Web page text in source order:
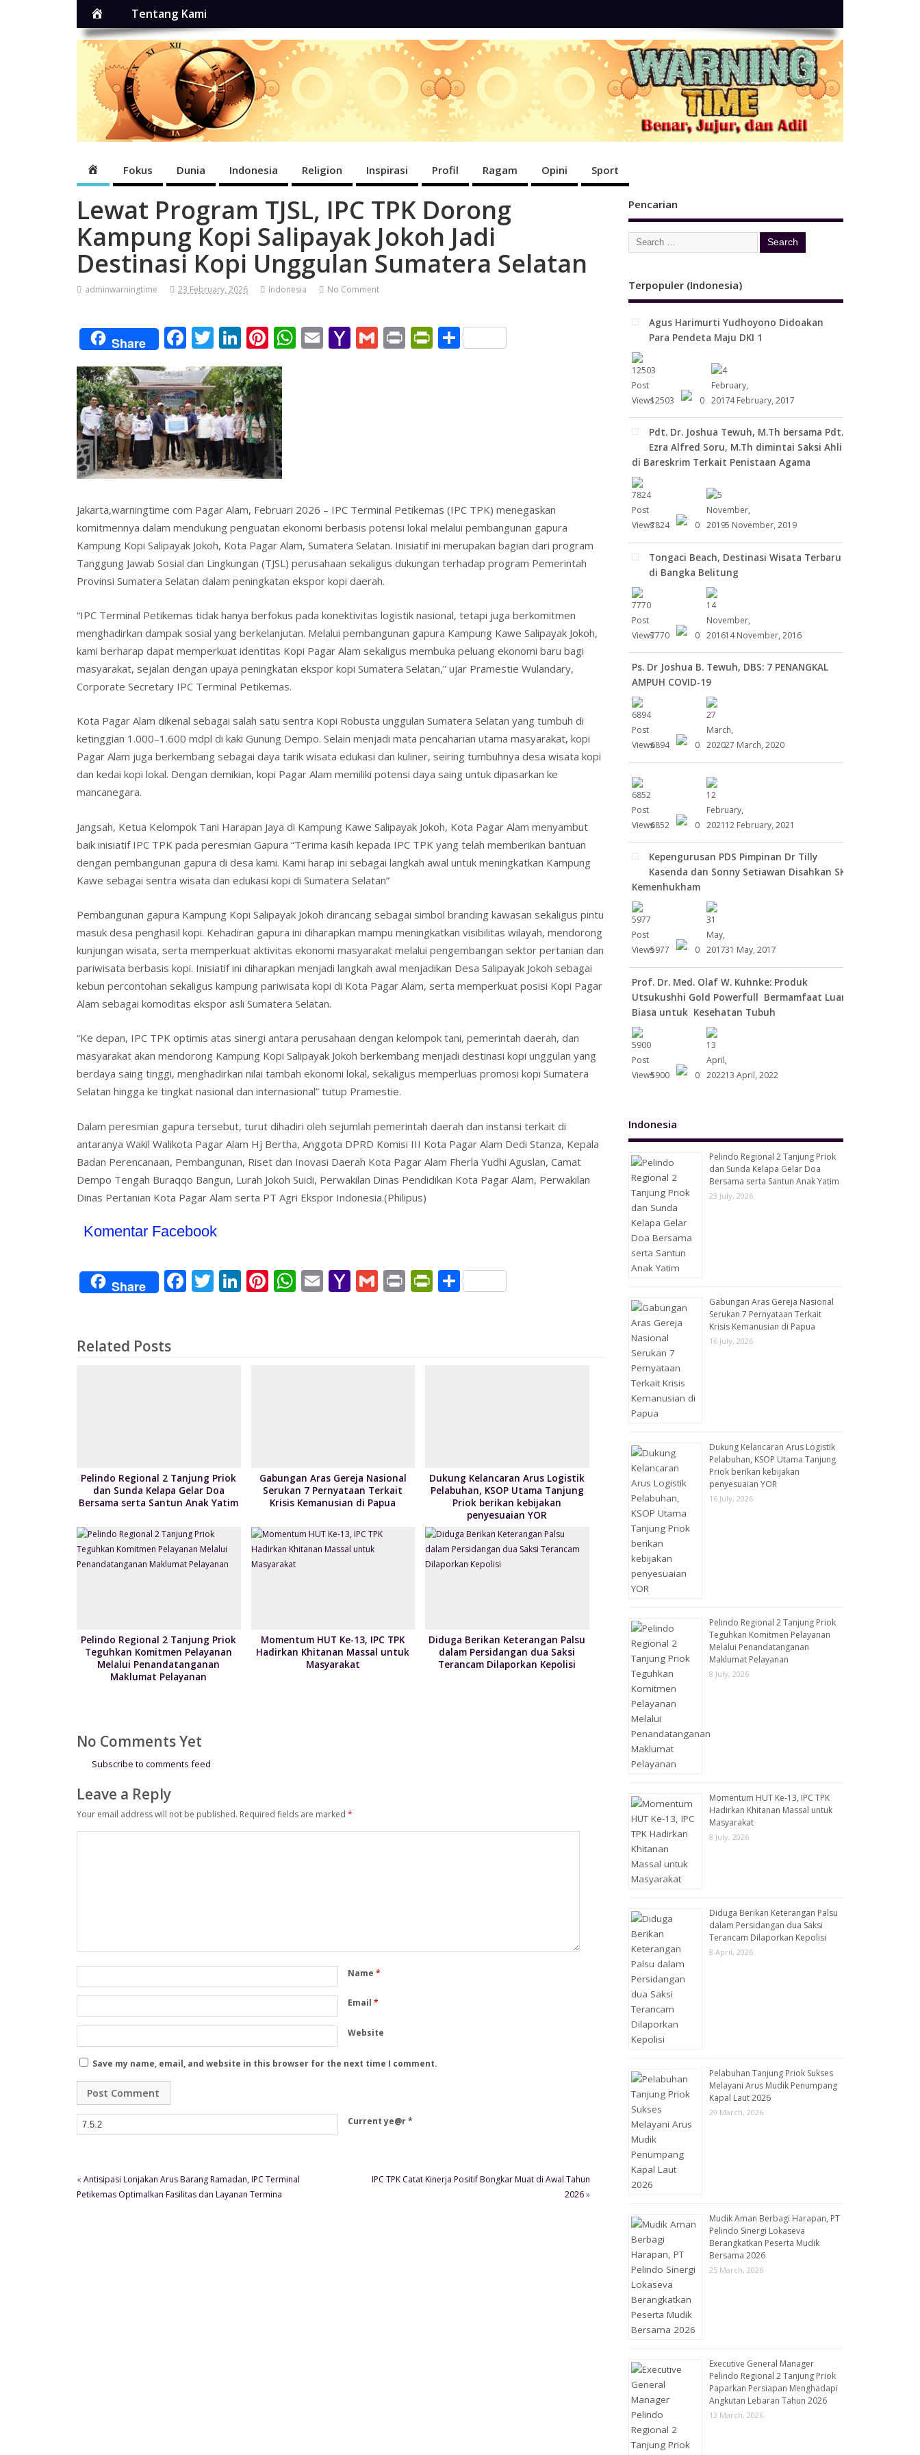
HomeTentang Kami
HomeFokus Dunia Indonesia Religion Inspirasi Profil Ragam Opini Sport
Lewat Program TJSL, IPC TPK Dorong
Kampung Kopi Salipayak Jokoh Jadi
Destinasi Kopi Unggulan Sumatera Selatan
adminwarningtime 23 February, 2026 Indonesia No Comment
Share F
ac
e
b
o
o
k
T
w
itt
er
Li
n
k
e
dI
n
Pi
nt
er
e
st
W E Y G Pr Pr S
Jakarta,warningtime com Pagar Alam, Februari 2026 – IPC Terminal Petikemas (IPC TPK) menegaskan
komitmennya dalam mendukung penguatan ekonomi berbasis potensi lokal melalui pembangunan gapura
Kampung Kopi Salipayak Jokoh, Kota Pagar Alam, Sumatera Selatan. Inisiatif ini merupakan bagian dari program
Tanggung Jawab Sosial dan Lingkungan (TJSL) perusahaan sekaligus dukungan terhadap program Pemerintah
Provinsi Sumatera Selatan dalam peningkatan ekspor kopi daerah.
“IPC Terminal Petikemas tidak hanya berfokus pada konektivitas logistik nasional, tetapi juga berkomitmen
menghadirkan dampak sosial yang berkelanjutan. Melalui pembangunan gapura Kampung Kawe Salipayak Jokoh,
kami berharap dapat memperkuat identitas Kopi Pagar Alam sekaligus membuka peluang ekonomi baru bagi
masyarakat, sejalan dengan upaya peningkatan ekspor kopi Sumatera Selatan,” ujar Pramestie Wulandary,
Corporate Secretary IPC Terminal Petikemas.
Kota Pagar Alam dikenal sebagai salah satu sentra Kopi Robusta unggulan Sumatera Selatan yang tumbuh di
ketinggian 1.000–1.600 mdpl di kaki Gunung Dempo. Selain menjadi mata pencaharian utama masyarakat, kopi
Pagar Alam juga berkembang sebagai daya tarik wisata edukasi dan kuliner, seiring tumbuhnya desa wisata kopi
dan kedai kopi lokal. Dengan demikian, kopi Pagar Alam memiliki potensi daya saing untuk dipasarkan ke
mancanegara.
Jangsah, Ketua Kelompok Tani Harapan Jaya di Kampung Kawe Salipayak Jokoh, Kota Pagar Alam menyambut
baik inisiatif IPC TPK pada peresmian Gapura “Terima kasih kepada IPC TPK yang telah memberikan bantuan
dengan pembangunan gapura di desa kami. Kami harap ini sebagai langkah awal untuk meningkatkan Kampung
Kawe sebagai sentra wisata dan edukasi kopi di Sumatera Selatan”
Pembangunan gapura Kampung Kopi Salipayak Jokoh dirancang sebagai simbol branding kawasan sekaligus pintu
masuk desa penghasil kopi. Kehadiran gapura ini diharapkan mampu meningkatkan visibilitas wilayah, mendorong
kunjungan wisata, serta memperkuat aktivitas ekonomi masyarakat melalui pengembangan sektor pertanian dan
pariwisata berbasis kopi. Inisiatif ini diharapkan menjadi langkah awal menjadikan Desa Salipayak Jokoh sebagai
kebun percontohan sekaligus kampung pariwisata kopi di Kota Pagar Alam, serta memperkuat posisi Kopi Pagar
Alam sebagai komoditas ekspor asli Sumatera Selatan.
“Ke depan, IPC TPK optimis atas sinergi antara perusahaan dengan kelompok tani, pemerintah daerah, dan
masyarakat akan mendorong Kampung Kopi Salipayak Jokoh berkembang menjadi destinasi kopi unggulan yang
berdaya saing tinggi, menghadirkan nilai tambah ekonomi lokal, sekaligus memperluas promosi kopi Sumatera
Selatan hingga ke tingkat nasional dan internasional” tutup Pramestie.
Dalam peresmian gapura tersebut, turut dihadiri oleh sejumlah pemerintah daerah dan instansi terkait di
antaranya Wakil Walikota Pagar Alam Hj Bertha, Anggota DPRD Komisi III Kota Pagar Alam Dedi Stanza, Kepala
Badan Perencanaan, Pembangunan, Riset dan Inovasi Daerah Kota Pagar Alam Fherla Yudhi Aguslan, Camat
Dempo Tengah Buraqqo Bangun, Lurah Jokoh Suidi, Perwakilan Dinas Pendidikan Kota Pagar Alam, Perwakilan
Dinas Pertanian Kota Pagar Alam serta PT Agri Ekspor Indonesia.(Philipus)
Komentar Facebook
Share F T Li Pi W E Y G Pr Pr S
Related Posts
Pelindo Regional 2 Tanjung Priok
dan Sunda Kelapa Gelar Doa
Bersama serta Santun Anak Yatim
Gabungan Aras Gereja Nasional
Serukan 7 Pernyataan Terkait
Krisis Kemanusian di Papua
Dukung Kelancaran Arus Logistik
Pelabuhan, KSOP Utama Tanjung
Priok berikan kebijakan
penyesuaian YOR
Pelindo Regional 2 Tanjung Priok
Teguhkan Komitmen Pelayanan
Melalui Penandatanganan
Maklumat Pelayanan
Momentum HUT Ke-13, IPC TPK
Hadirkan Khitanan Massal untuk
Masyarakat
Diduga Berikan Keterangan Palsu
dalam Persidangan dua Saksi
Terancam Dilaporkan Kepolisi
No Comments Yet
Subscribe to comments feed
Leave a Reply
Your email address will not be published. Required fields are marked *
Name *
Email *
Website
Save my name, email, and website in this browser for the next time I comment.
Current ye@r*
« Antisipasi Lonjakan Arus Barang Ramadan, IPC Terminal
Petikemas Optimalkan Fasilitas dan Layanan Termina
IPC TPK Catat Kinerja Positif Bongkar Muat di Awal Tahun
2026»
Pencarian
Terpopuler (Indonesia)
Agus Harimurti Yudhoyono Didoakan
Para Pendeta Maju DKI 1
12503 0 4 February, 2017
Pdt. Dr. Joshua Tewuh, M.Th bersama Pdt.
Ezra Alfred Soru, M.Th dimintai Saksi Ahli
di Bareskrim Terkait Penistaan Agama
7824 0 5 November, 2019
Tongaci Beach, Destinasi Wisata Terbaru
di Bangka Belitung
7770 0 14 November, 2016
Ps. Dr Joshua B. Tewuh, DBS: 7 PENANGKAL
AMPUH COVID-19
6894 0 27 March, 2020
6852 0 12 February, 2021
Kepengurusan PDS Pimpinan Dr Tilly
Kasenda dan Sonny Setiawan Disahkan SK
Kemenhukham
5977 0 31 May, 2017
Prof. Dr. Med. Olaf W. Kuhnke: Produk
Utsukushhi Gold Powerfull Bermamfaat Luar
Biasa untuk Kesehatan Tubuh
5900 0 13 April, 2022
Indonesia
Pelindo Regional 2 Tanjung Priok
dan Sunda Kelapa Gelar Doa
Bersama serta Santun Anak Yatim
23 July, 2026
Gabungan Aras Gereja Nasional
Serukan 7 Pernyataan Terkait
Krisis Kemanusian di Papua
16 July, 2026
Dukung Kelancaran Arus Logistik
Pelabuhan, KSOP Utama Tanjung
Priok berikan kebijakan
penyesuaian YOR
16 July, 2026
Pelindo Regional 2 Tanjung Priok
Teguhkan Komitmen Pelayanan
Melalui Penandatanganan
Maklumat Pelayanan
8 July, 2026
Momentum HUT Ke-13, IPC TPK
Hadirkan Khitanan Massal untuk
Masyarakat
8 July, 2026
Diduga Berikan Keterangan Palsu
dalam Persidangan dua Saksi
Terancam Dilaporkan Kepolisi
8 April, 2026
Pelabuhan Tanjung Priok Sukses
Melayani Arus Mudik Penumpang
Kapal Laut 2026
29 March, 2026
Mudik Aman Berbagi Harapan, PT
Pelindo Sinergi Lokaseva
Berangkatkan Peserta Mudik
Bersama 2026
25 March, 2026
Executive General Manager
Pelindo Regional 2 Tanjung Priok
Paparkan Persiapan Menghadapi
Angkutan Lebaran Tahun 2026
13 March, 2026